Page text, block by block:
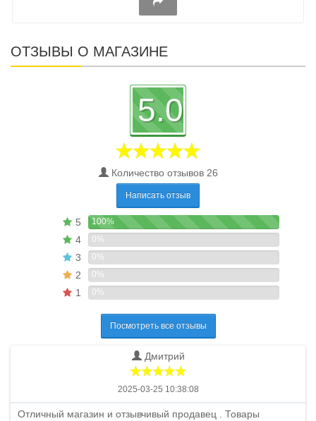
ОТЗЫВЫ О МАГАЗИНЕ
5.0
Количество отзывов 26
Написать отзыв
5 100%
4 0%
3 0%
2 0%
1 0%
Посмотреть все отзывы
Дмитрий
2025-03-25 10:38:08
Отличный магазин и отзывчивый продавец . Товары